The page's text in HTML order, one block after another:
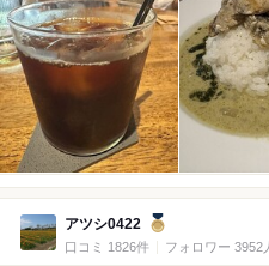
アツシ0422
口コミ 1826件 フォロワー 3952